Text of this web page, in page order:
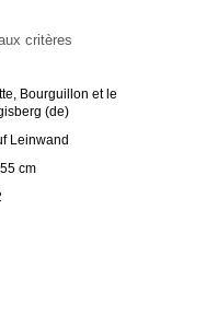
critères
Bourguillon et le
(de)
Leinwand
cm